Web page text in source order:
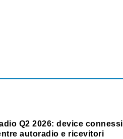
Q2 2026: device connessi
autoradio e ricevitori